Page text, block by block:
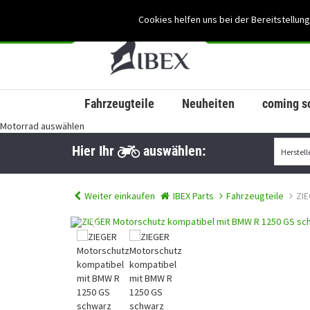
Cookies helfen uns bei der
Fahrzeugteile Neuheiten coming
Motorrad auswählen
Hier Ihr auswählen:
Weiter einkaufen IBEX Parts Fahrzeugteile